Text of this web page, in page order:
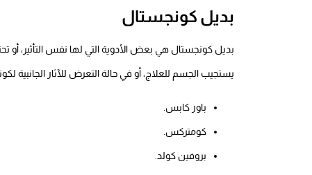
بديل كونجستال
بديل كونجستال هي بعض الأدوية التي لها نفس التأثير، أو
يستجيب الجسم للعلاج، أو في حالة التعرض للآثار الجانبية
باور كابس.
كومتركس.
بروفين كولد.